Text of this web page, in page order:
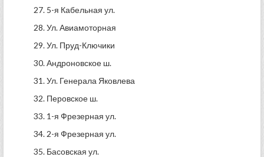
27. 5-я Кабельная ул.
28. Ул. Авиамоторная
29. Ул. Пруд-Ключики
30. Андроновское ш.
31. Ул. Генерала Яковлева
32. Перовское ш.
33. 1-я Фрезерная ул.
34. 2-я Фрезерная ул.
35. Басовская ул.